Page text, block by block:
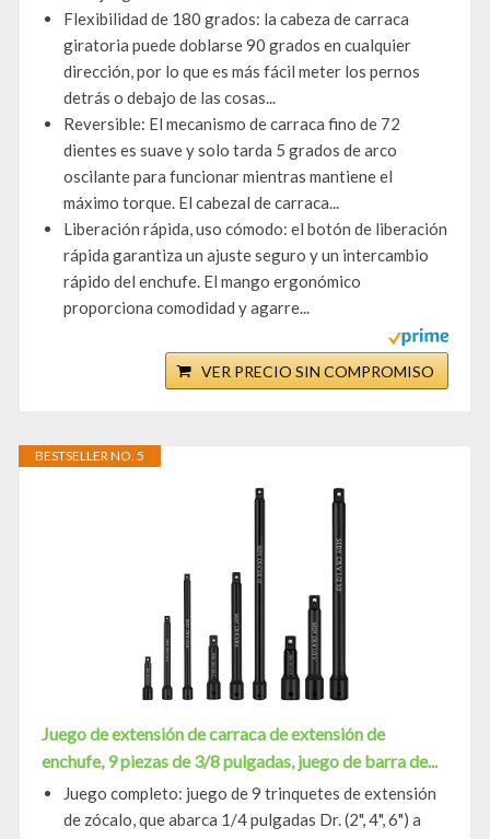
Flexibilidad de 180 grados: la cabeza de carraca
giratoria puede doblarse 90 grados en cualquier
dirección, por lo que es más fácil meter los pernos
detrás o debajo de las cosas...
Reversible: El mecanismo de carraca fino de 72
dientes es suave y solo tarda 5 grados de arco
oscilante para funcionar mientras mantiene el
máximo torque. El cabezal de carraca...
Liberación rápida, uso cómodo: el botón de liberación
rápida garantiza un ajuste seguro y un intercambio
rápido del enchufe. El mango ergonómico
proporciona comodidad y agarre...
VER PRECIO SIN COMPROMISO
BESTSELLER NO. 5
Juego de extensión de carraca de extensión de
enchufe, 9 piezas de 3/8 pulgadas, juego de barra de...
Juego completo: juego de 9 trinquetes de extensión
de zócalo, que abarca 1/4 pulgadas Dr. (2", 4", 6") a